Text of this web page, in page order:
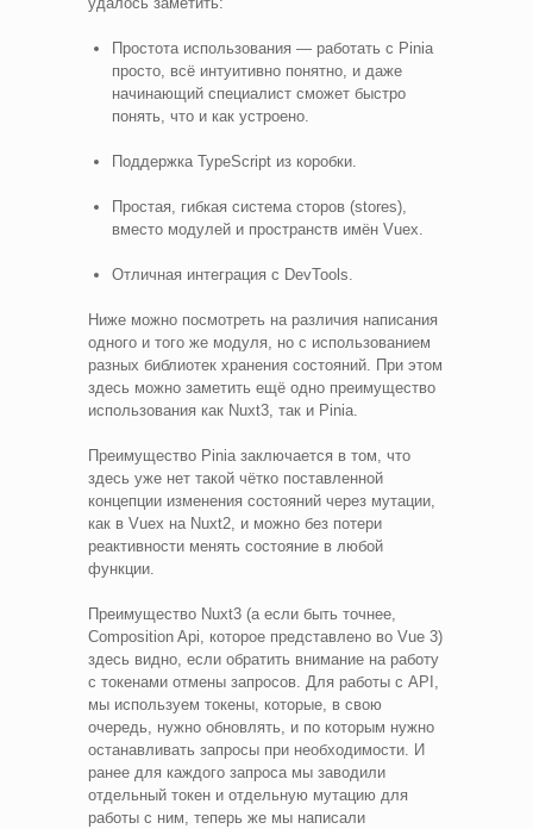
Простота использования — работать с Pinia
просто, всё интуитивно понятно, и даже
начинающий специалист сможет быстро
понять, что и как устроено.
Поддержка TypeScript из коробки.
Простая, гибкая система сторов (stores),
вместо модулей и пространств имён Vuex.
Отличная интеграция с DevTools.
Ниже можно посмотреть на различия написания
одного и того же модуля, но с использованием
разных библиотек хранения состояний. При этом
здесь можно заметить ещё одно преимущество
использования как Nuxt3, так и Pinia.
Преимущество Pinia заключается в том, что
здесь уже нет такой чётко поставленной
концепции изменения состояний через мутации,
как в Vuex на Nuxt2, и можно без потери
реактивности менять состояние в любой
функции.
Преимущество Nuxt3 (а если быть точнее,
Composition Api, которое представлено во Vue 3)
здесь видно, если обратить внимание на работу
с токенами отмены запросов. Для работы с API,
мы используем токены, которые, в свою
очередь, нужно обновлять, и по которым нужно
останавливать запросы при необходимости. И
ранее для каждого запроса мы заводили
отдельный токен и отдельную мутацию для
работы с ним, теперь же мы написали